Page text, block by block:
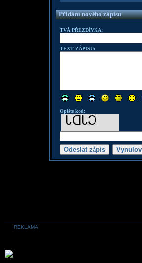
Přidání nového zápisu
TVÁ PŘEZDÍVKA:
TEXT ZÁPISU:
Opište kod:
REKLAMA